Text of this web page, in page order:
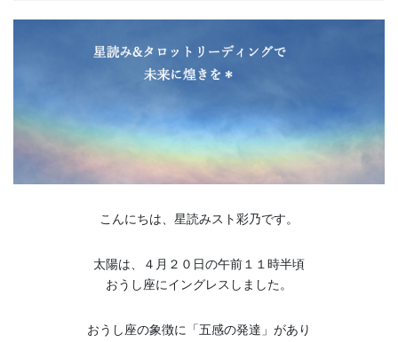
こんにちは、星読みスト彩乃です。
太陽は、４月２０日の午前１１時半頃
おうし座にイングレスしました。
おうし座の象徴に「五感の発達」があり